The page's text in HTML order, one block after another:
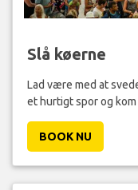
Slå køerne
Lad være med at
et hurtigt spor og
BOOK NU